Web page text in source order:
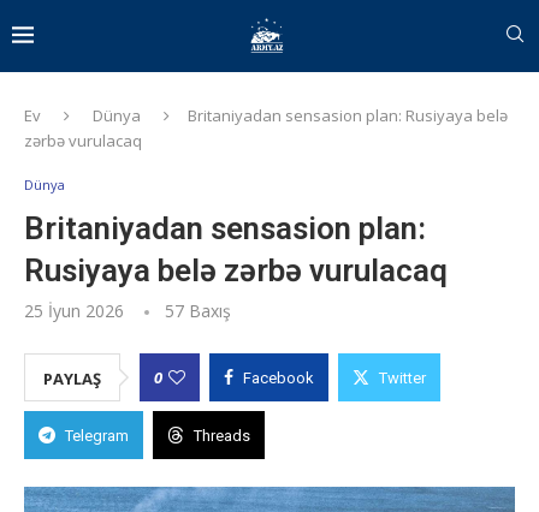
Ev Dünya
Britaniyadan sensasion plan: Rusiyaya belə
zərbə vurulacaq
Dünya
Britaniyadan sensasion plan:
Rusiyaya belə zərbə vurulacaq
25 İyun 2026 57 Baxış
PAYLAŞ 0 Facebook Twitter
Telegram Threads